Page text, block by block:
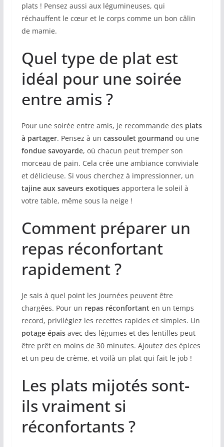
plats ! Pensez aussi aux légumineuses, qui
réchauffent le cœur et le corps comme un bon câlin
de mamie.
Quel type de plat est
idéal pour une soirée
entre amis ?
Pour une soirée entre amis, je recommande des plats
à partager. Pensez à un cassoulet gourmand ou une
fondue savoyarde, où chacun peut tremper son
morceau de pain. Cela crée une ambiance conviviale
et délicieuse. Si vous cherchez à impressionner, un
tajine aux saveurs exotiquesapportera le soleil à
votre table, même sous la neige !
Comment préparer un
repas réconfortant
rapidement ?
Je sais à quel point les journées peuvent être
chargées. Pour un repas réconfortant en un temps
record, privilégiez les recettes rapides et simples. Un
potage épaisavec des légumes et des lentilles peut
être prêt en moins de 30 minutes. Ajoutez des épices
et un peu de crème, et voilà un plat qui fait le job !
Les plats mijotés sont-
ils vraiment si
réconfortants ?